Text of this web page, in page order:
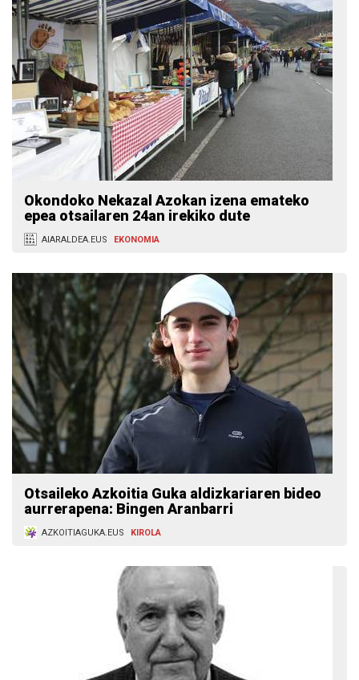
Okondoko Nekazal Azokan izena emateko
epea otsailaren 24an irekiko dute
AIARALDEA.EUS EKONOMIA
Otsaileko Azkoitia Guka aldizkariaren bideo
aurrerapena: Bingen Aranbarri
AZKOITIAGUKA.EUS KIROLA